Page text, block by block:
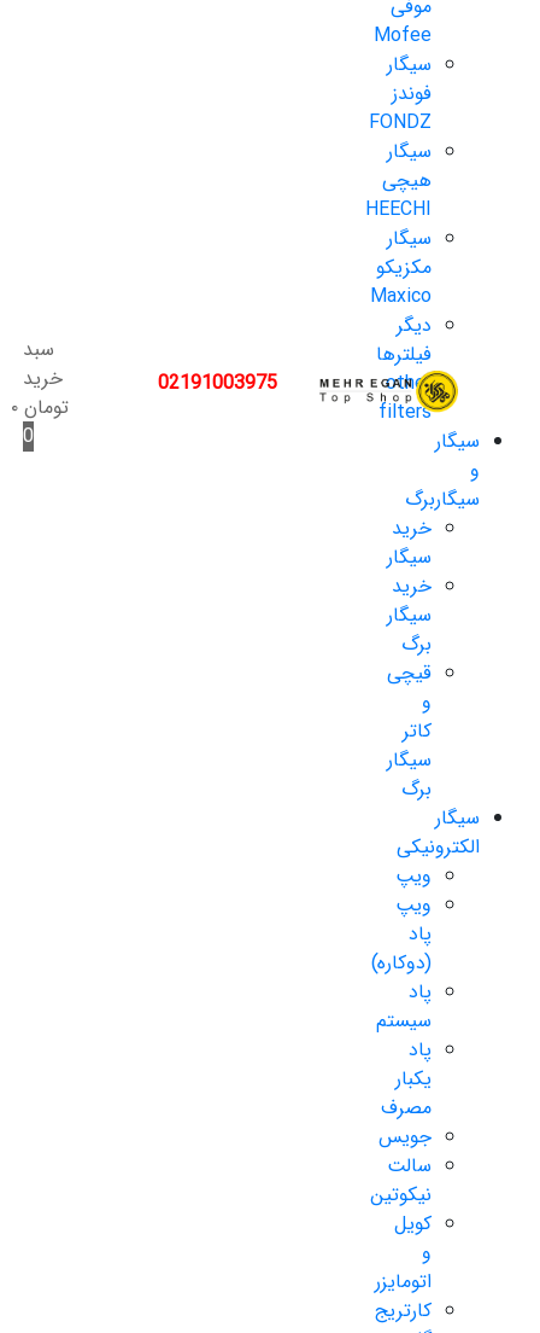
موفی
Mofee
سیگار
فوندز
FONDZ
سیگار
هیچی
HEECHI
سیگار
مکزیکو
Maxico
دیگر
فیلترها
other
filters
سیگار
و
سیگاربرگ
خرید
سیگار
خرید
سیگار
برگ
قیچی
و
کاتر
سیگار
برگ
سیگار
الکترونیکی
ویپ
ویپ
پاد
(دوکاره)
پاد
سیستم
پاد
یکبار
مصرف
جویس
سالت
نیکوتین
کویل
و
اتومایزر
کارتریج
02191003975
سبد
خرید
تومان۰
0